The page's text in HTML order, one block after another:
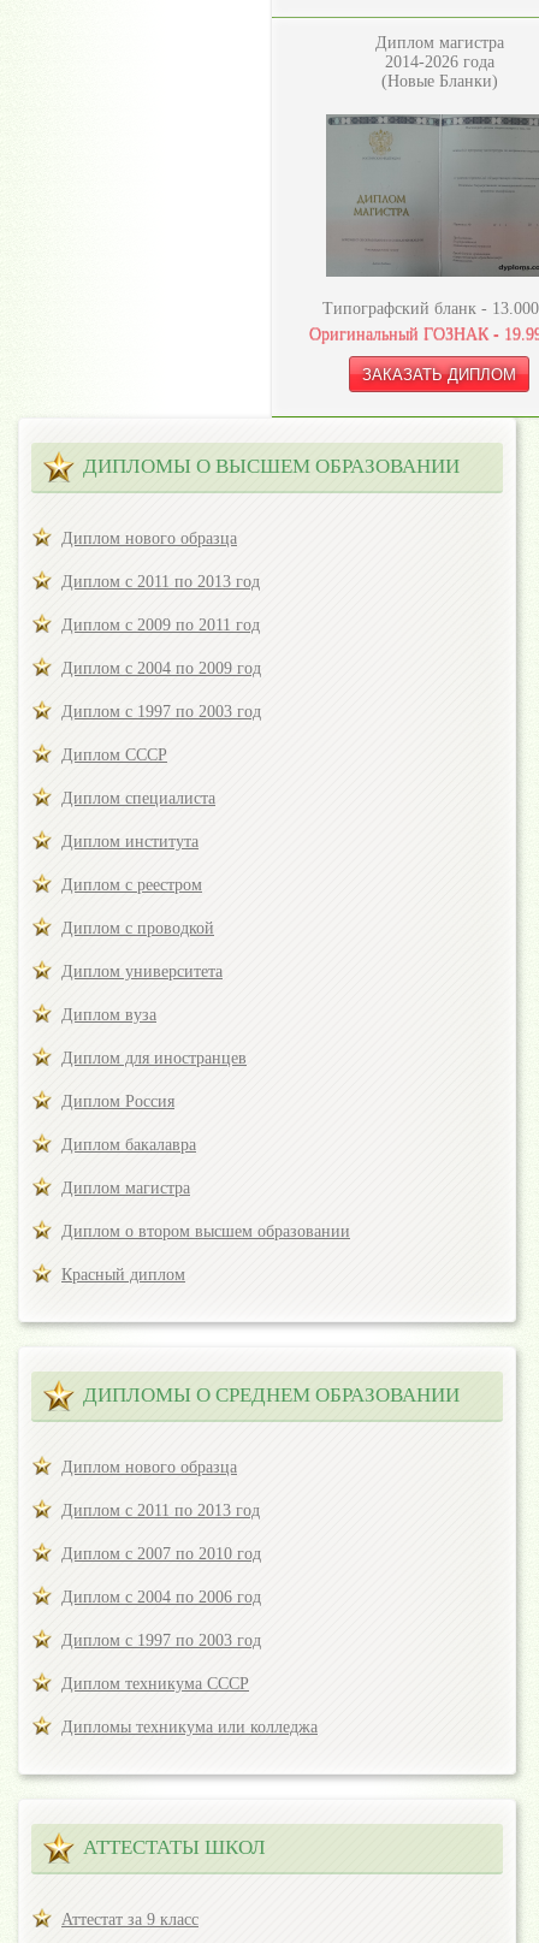
Диплом магистра
2014-2026 года
(Новые Бланки)
Типографский бланк - 13.000
Оригинальный ГОЗНАК -
ДИПЛОМЫ О ВЫСШЕМ ОБРАЗОВАНИИ
Диплом нового образца
Диплом с 2011 по 2013 год
Диплом с 2009 по 2011 год
Диплом с 2004 по 2009 год
Диплом с 1997 по 2003 год
Диплом СССР
Диплом специалиста
Диплом института
Диплом с реестром
Диплом с проводкой
Диплом университета
Диплом вуза
Диплом для иностранцев
Диплом Россия
Диплом бакалавра
Диплом магистра
Диплом о втором высшем образовании
Красный диплом
ДИПЛОМЫ О СРЕДНЕМ ОБРАЗОВАНИИ
Диплом нового образца
Диплом с 2011 по 2013 год
Диплом с 2007 по 2010 год
Диплом с 2004 по 2006 год
Диплом с 1997 по 2003 год
Диплом техникума СССР
Дипломы техникума или колледжа
АТТЕСТАТЫ ШКОЛ
Аттестат за 9 класс